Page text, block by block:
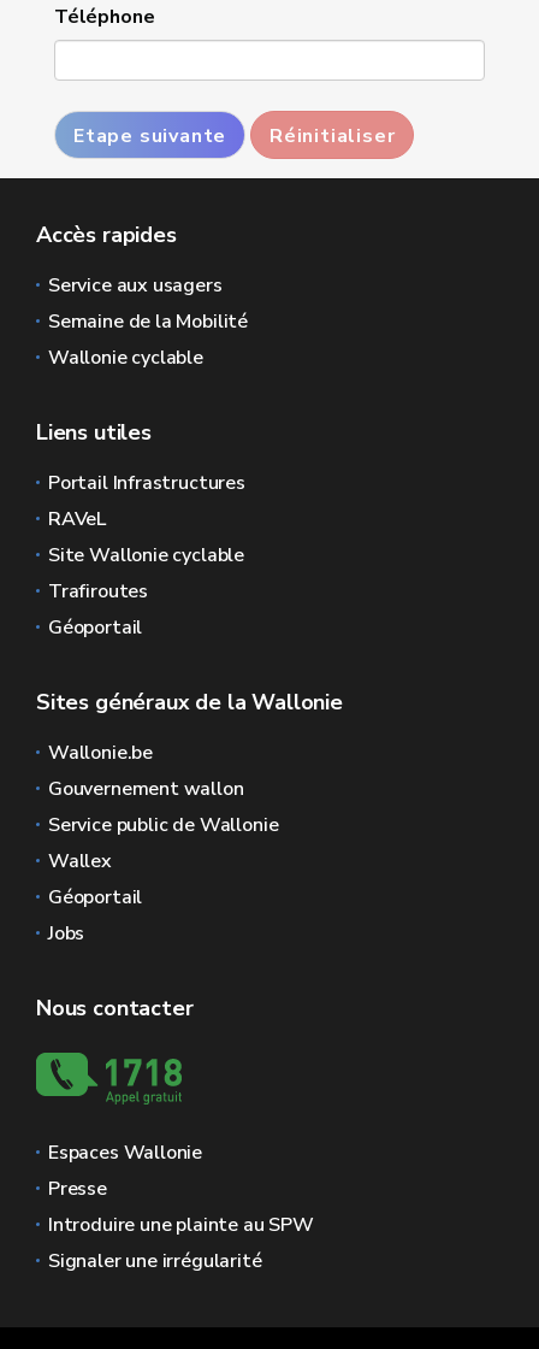
Téléphone
Etape suivante Réinitialiser
Accès rapides
Service aux usagers
Semaine de la Mobilité
Wallonie cyclable
Liens utiles
Portail Infrastructures
RAVeL
Site Wallonie cyclable
Trafiroutes
Géoportail
Sites généraux de la Wallonie
Wallonie.be
Gouvernement wallon
Service public de Wallonie
Wallex
Géoportail
Jobs
Nous contacter
Espaces Wallonie
Presse
Introduire une plainte au SPW
Signaler une irrégularité